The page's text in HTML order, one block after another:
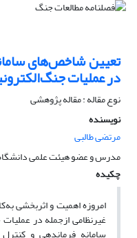
تعیین شاخص‌های
در عملیات
نوع مقاله : مقاله پژوهشی
نویسنده
مرتضی طالبی
مدرس و عضو هیئت علمی دانشگاه
چکیده
امروزه اهمیت و اثربخشی
غیرنظامی ازجمله در